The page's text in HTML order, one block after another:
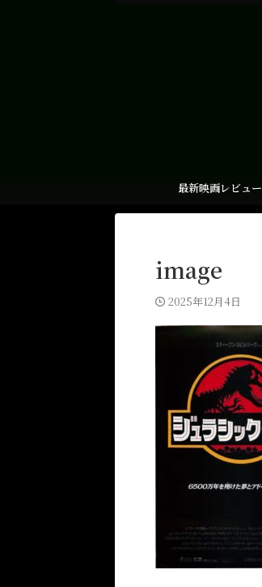
最新映画レビュー
image
2025年12月4日